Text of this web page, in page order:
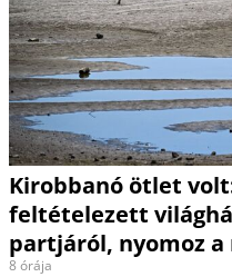
Kirobbanó ötlet
feltételezett
partjáról, nyomoz a
8 órája